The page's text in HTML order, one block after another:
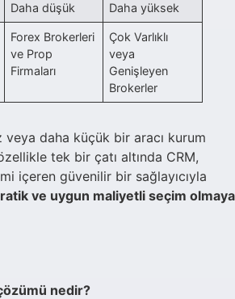
Daha düşük Daha yüksek
Forex Brokerleri
ve Prop
Firmaları
Çok Varlıklı
veya
Genişleyen
Brokerler
veya daha küçük bir aracı kurum
tek bir çatı altında CRM,
içeren güvenilir bir sağlayıcıyla
ve uygun maliyetli seçim olmaya
nedir?